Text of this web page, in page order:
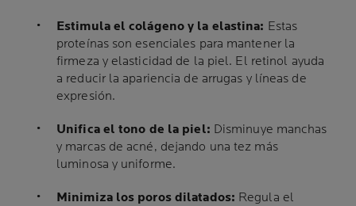
Estimula el colágeno y la elastina: Estas
proteínas son esenciales para mantener la
firmeza y elasticidad de la piel. El retinol ayuda
a reducir la apariencia de arrugas y líneas de
expresión.
Unifica el tono de la piel: Disminuye manchas
y marcas de acné, dejando una tez más
luminosa y uniforme.
Minimiza los poros dilatados: Regula el